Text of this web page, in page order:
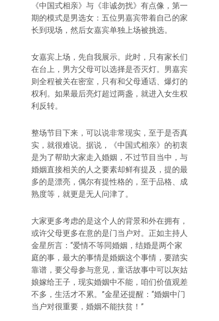
《中国式相亲》与《非诚勿扰》有点像，第一
期的模式是男选女：五位男嘉宾带着自己的家
长到现场，然后女嘉宾单独上场被挑选。
女嘉宾上场，先自我展示。此时，只有家长们
在台上，男方父母可以选择是否灭灯。男嘉宾
则全程被关在密室，只有和父母通话、爆灯的
权利。如果最后亮灯超过两盏，就进入女生权
利反转。
整场节目下来，可以说非常现实，至于是否真
实，就很难说。据说，《中国式相亲》的初衷
是为了帮助大家走入婚姻，不过节目当中，与
婚姻直接相关的人之要素却鲜有提及，提的最
多的是漂亮，偶尔有提性格的，至于品格、成
熟度等，就更是无人问津了。
大家更多考虑的是这个人的背景和外在拥有，
或许父母更多在意的是门当户对。正如主持人
金星所言：“爱情不等同婚姻，结婚是两个家
庭的事，最大的事情是婚姻这个事情，要踏实
靠谱，要父母参与意见，童话故事中可以灰姑
娘嫁给王子，现实婚姻中不能，咱们价值观差
不多，生活才不累。”金星还提醒：“婚姻中门
当户对很重要，婚姻不能扶贫！”